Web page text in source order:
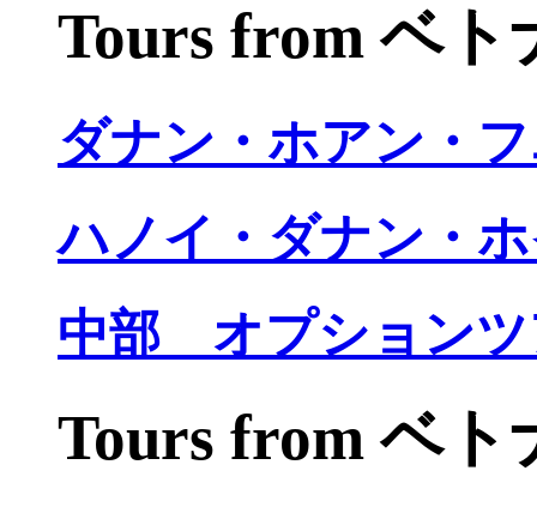
Tours from ベト
ダナン・ホアン・
ハノイ・ダナン・
中部 オプションツ
Tours from ベト